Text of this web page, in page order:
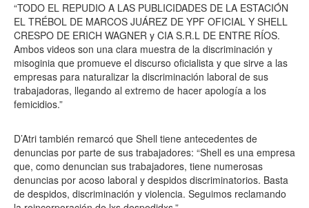
“TODO EL REPUDIO A LAS PUBLICIDADES DE LA ESTACIÓN
EL TRÉBOL DE MARCOS JUÁREZ DE YPF OFICIAL Y SHELL
CRESPO DE ERICH WAGNER y CIA S.R.L DE ENTRE RÍOS.
Ambos videos son una clara muestra de la discriminación y
misoginia que promueve el discurso oficialista y que sirve a las
empresas para naturalizar la discriminación laboral de sus
trabajadoras, llegando al extremo de hacer apología a los
femicidios.”
D’Atri también remarcó que Shell tiene antecedentes de
denuncias por parte de sus trabajadores: “Shell es una empresa
que, como denuncian sus trabajadores, tiene numerosas
denuncias por acoso laboral y despidos discriminatorios. Basta
de despidos, discriminación y violencia. Seguimos reclamando